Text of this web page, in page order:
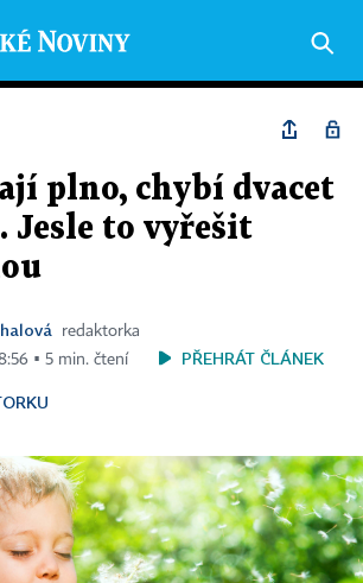
plno, chybí dvacet
Jesle to vyřešit
redaktorka
▪ 5 min. čtení
PŘEHRÁT ČLÁNEK